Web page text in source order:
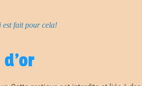
est fait pour cela!
d'or